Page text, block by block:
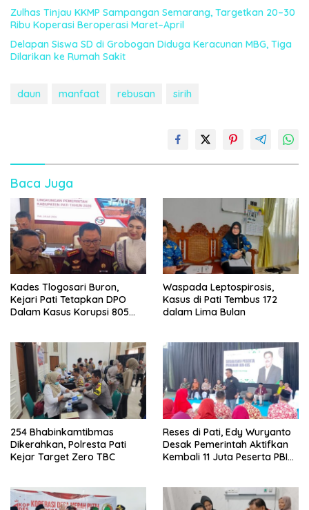
Zulhas Tinjau KKMP Sampangan Semarang, Targetkan 20–30
Ribu Koperasi Beroperasi Maret–April
Delapan Siswa SD di Grobogan Diduga Keracunan MBG, Tiga
Dilarikan ke Rumah Sakit
daun manfaat rebusan sirih
Baca Juga
Kades Tlogosari Buron,
Kejari Pati Tetapkan DPO
Dalam Kasus Korupsi 805
Waspada Leptospirosis,
Kasus di Pati Tembus 172
dalam Lima Bulan
254 Bhabinkamtibmas
Dikerahkan, Polresta Pati
Kejar Target Zero TBC
Reses di Pati, Edy Wuryanto
Desak Pemerintah Aktifkan
Kembali 11 Juta Peserta PBI